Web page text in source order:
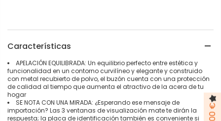
Características
APELACIÓN EQUILIBRADA: Un equilibrio perfecto entre estética y
funcionalidad en un contorno curvilíneo y elegante y construido
con metal recubierto de polvo, el buzón cuenta con una protección
de calidad al tiempo que aumenta el atractivo de la acera de tu
hogar
SE NOTA CON UNA MIRADA: ¿Esperando ese mensaje de
importación? Las 3 ventanas de visualización mate te dirán la
respuesta; la placa de identificación también es conveniente si